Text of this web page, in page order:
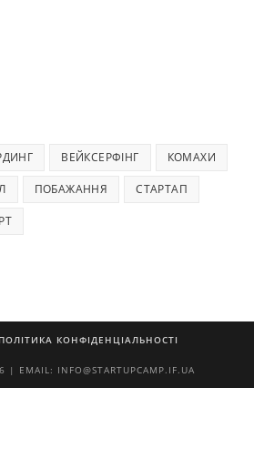
ВЕЙКСЕРФІНГ КОМАХИ
ПОБАЖАННЯ СТАРТАП
ПОЛІТИКА КОНФІДЕНЦІАЛЬНОСТІ
| EMAIL: INFO@STARTUPCAMP.IF.UA